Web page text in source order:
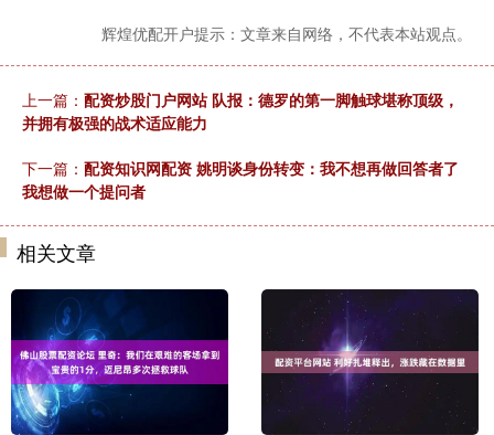
辉煌优配开户提示：文章来自网络，不代表本站观点。
上一篇： 配资炒股门户网站 队报：德罗的第一脚触球堪称顶级，
并拥有极强的战术适应能力
下一篇： 配资知识网配资 姚明谈身份转变：我不想再做回答者了
我想做一个提问者
相关文章